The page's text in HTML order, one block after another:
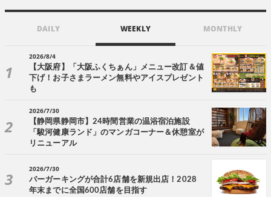
DAILY WEEKLY MONTHLY
2026/8/4
【大阪府】「大阪ふくちぁん」メニュー改訂＆値
下げ！お子さまラーメン無料やアイスプレゼント
も
2026/7/30
【静岡県静岡市】24時間営業の温浴宿泊施設
「駿河健康ランド」のマンガコーナー＆休憩室が
リニューアル
2026/7/30
バーガーキングが合計6店舗を新規出店！2028
年末までに全国600店舗を目指す